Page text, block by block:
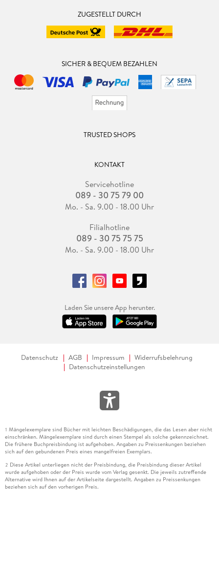
ZUGESTELLT DURCH
SICHER & BEQUEM BEZAHLEN
TRUSTED SHOPS
KONTAKT
Servicehotline
089 - 30 75 79 00
Mo. - Sa. 9.00 - 18.00 Uhr
Filialhotline
089 - 30 75 75 75
Mo. - Sa. 9.00 - 18.00 Uhr
Laden Sie unsere App herunter.
Datenschutz AGB Impressum
Widerrufsbelehrung
Datenschutzeinstellungen
1 Mängelexemplare sind Bücher mit leichten Beschädigungen, die das Lesen aber nicht
einschränken. Mängelexemplare sind durch einen Stempel als solche gekennzeichnet.
Die frühere Buchpreisbindung ist aufgehoben. Angaben zu Preissenkungen beziehen
sich auf den gebundenen Preis eines mangelfreien Exemplars.
2 Diese Artikel unterliegen nicht der Preisbindung, die Preisbindung dieser Artikel
wurde aufgehoben oder der Preis wurde vom Verlag gesenkt. Die jeweils zutreffende
Alternative wird Ihnen auf der Artikelseite dargestellt. Angaben zu Preissenkungen
beziehen sich auf den vorherigen Preis.